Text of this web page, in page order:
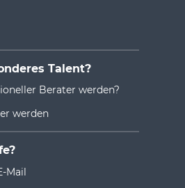
Talent?
Berater werden?
werden
Mail